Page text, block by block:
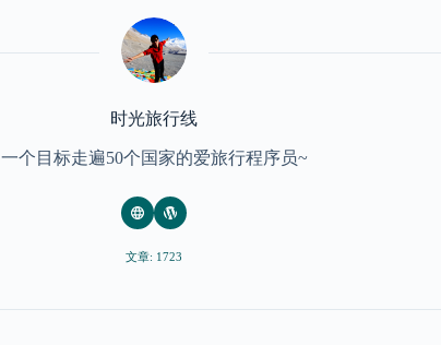
时光旅行线
一个目标走遍50个国家的爱旅行程序员~
文章: 1723